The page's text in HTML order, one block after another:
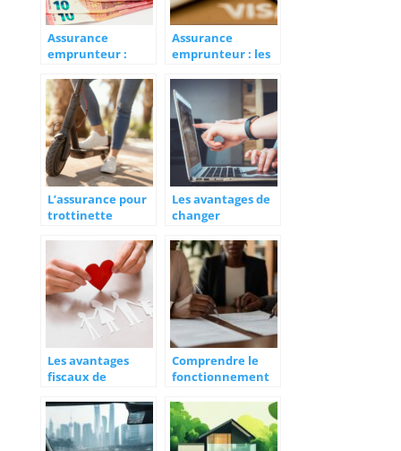
Assurance
emprunteur :
proteger votre
investissement
immobilier
Assurance
emprunteur : les
avantages a la
souscription
L’assurance pour
trottinette
question
Les avantages de
changer
le premier
anniversaire
Les avantages
fiscaux de
après 8 ans
Comprendre le
fonctionnement
emprunteur pour
votre prêt
immobilier